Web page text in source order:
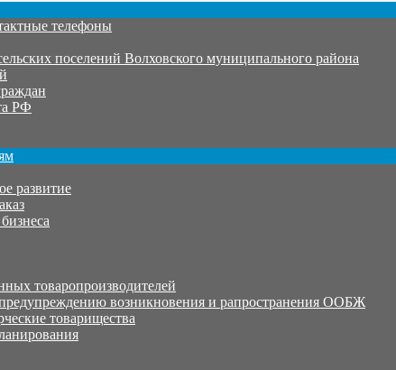
телефоны
поселений Волховского муниципального района
РФ
развитие
товаропроизводителей
возникновения и рапространения ООБЖ
товарищества